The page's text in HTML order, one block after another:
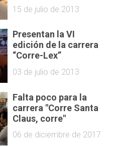
15 de julio de 2013
Presentan la VI
edición de la carrera
“Corre-Lex”
03 de julio de 2013
Falta poco para la
carrera "Corre Santa
Claus, corre"
06 de diciembre de 2017